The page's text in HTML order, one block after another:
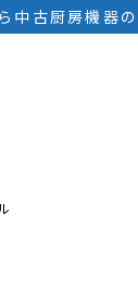
中古厨房機器の